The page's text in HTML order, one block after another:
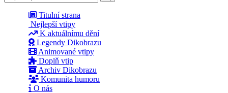
Titulní strana
Nejlepší vtipy
K aktuálnímu dění
Legendy Dikobrazu
Animované vtipy
Doplň vtip
Archiv Dikobrazu
Komunita humoru
O nás